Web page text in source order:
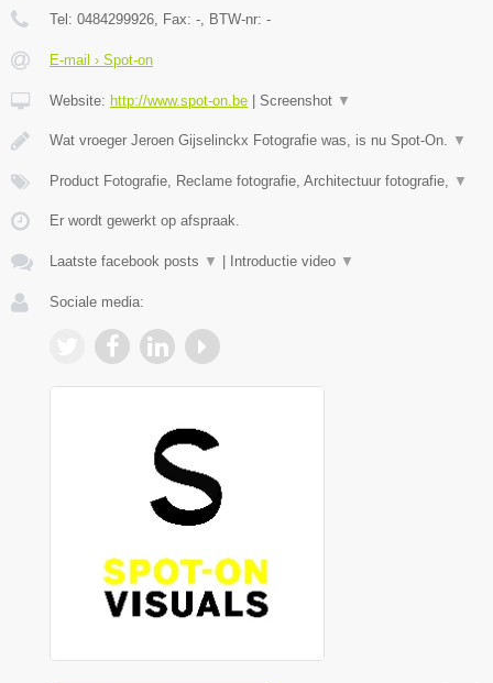
Tel: 0484299926, Fax: -, BTW-nr: -
E-mail › Spot-on
Website: http://www.spot-on.be Screenshot ▼
Wat vroeger Jeroen Gijselinckx Fotografie was, is nu Spot-On. ▼
Product Fotografie, Reclame fotografie, Architectuur fotografie, ▼
Er wordt gewerkt op afspraak.
Laatste facebook posts ▼ Introductie video ▼
Sociale media: